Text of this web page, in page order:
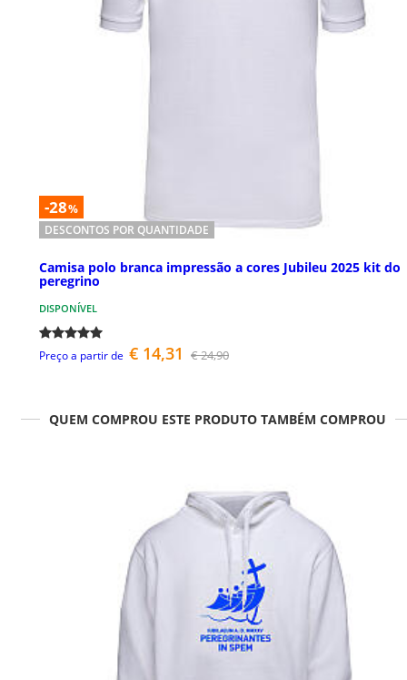
-28%
DESCONTOS POR QUANTIDADE
Camisa polo branca impressão a cores Jubileu 2025 kit do
peregrino
DISPONÍVEL
Preço a partir de € 14,31 € 24,90
QUEM COMPROU ESTE PRODUTO TAMBÉM COMPROU